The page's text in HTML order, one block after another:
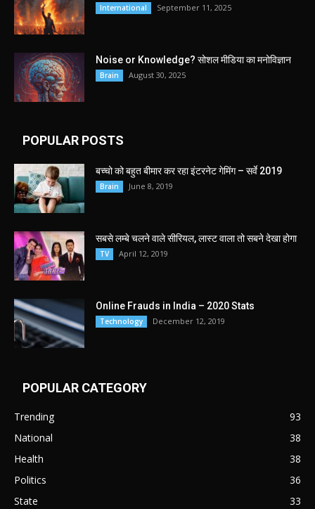
International September 11, 2025
Noise or Knowledge? सोशल मीडिया का मनोविज्ञान
Brain August 30, 2025
POPULAR POSTS
बच्चो को बहुत बीमार कर रहा इंटरनेट गेमिंग – सर्वे 2019
Brain June 8, 2019
सबसे लम्बे चलने वाले सीरियल, लास्ट वाला तो सबने देखा होगा
TV April 12, 2019
Online Frauds in India – 2020 Stats
Technology December 12, 2019
POPULAR CATEGORY
Trending
93
National
38
Health
38
Politics
36
State
33